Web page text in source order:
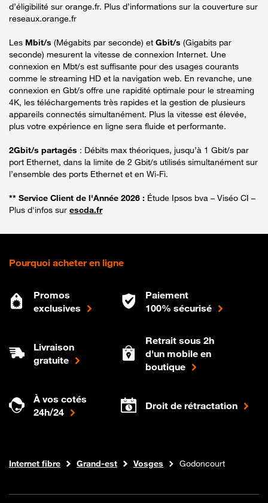
d’éligibilité sur orange.fr. Plus d’informations sur la couverture sur
reseaux.orange.fr
Les Mbit/s (Mégabits par seconde) et Gbit/s (Gigabits par
seconde) mesurent la vitesse de connexion Internet. Une
connexion en Mbt/s est suffisante pour des usages courants
comme le streaming HD et la navigation web. En revanche, une
connexion en Gbt/s offre une rapidité optimale pour le streaming
4K, les téléchargements très rapides et la gestion de plusieurs
appareils connectés simultanément. Plus la vitesse est élevée,
plus votre expérience en ligne sera fluide et performante.
2Gbit/s partagés : Débits max théoriques, jusqu’à 1 Gbit/s par
port Ethernet, dans la limite de 2 Gbit/s utilisés simultanément sur
l’ensemble des ports Ethernet et en Wi-Fi.
** Service Client de l'Année 2026 : Étude Ipsos bva – Viséo CI –
Plus d'infos sur escda.fr
Pourquoi acheter en ligne
Promos
exclusives
Paiement
100% sécurisé
Livraison
gratuite
Retrait sous 2h
d'un mobile en
boutique
À vos cotés
24h/24
Droit de rétractation
Boutique Orange
Internet fibre Grand-est Vosges Godoncourt